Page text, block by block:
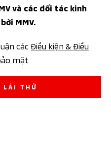
và các đối tác kinh
MMV.
cácĐiều kiện & Điều
mật
LÁI THỬ